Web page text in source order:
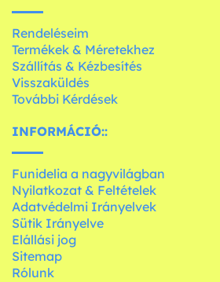
Rendeléseim
Termékek & Méretekhez
Szállítás & Kézbesítés
Visszaküldés
További Kérdések
INFORMÁCIÓ::
Funidelia a nagyvilágban
Nyilatkozat & Feltételek
Adatvédelmi Irányelvek
Sütik Irányelve
Elállási jog
Sitemap
Rólunk